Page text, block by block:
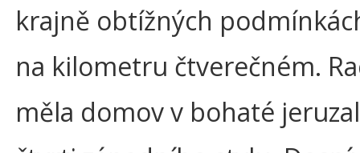
krajně obtížných
na kilometru čtverečném.
měla domov v bohaté